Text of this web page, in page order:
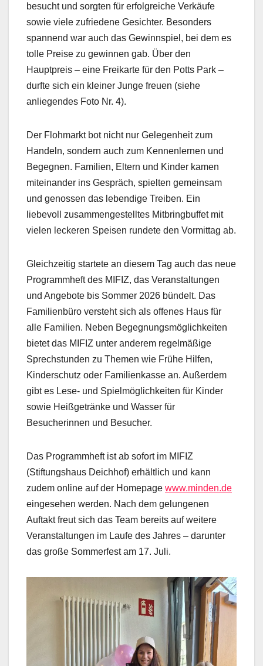
besucht und sorgten für erfolgreiche Verkäufe
sowie viele zufriedene Gesichter. Besonders
spannend war auch das Gewinnspiel, bei dem es
tolle Preise zu gewinnen gab. Über den
Hauptpreis – eine Freikarte für den Potts Park –
durfte sich ein kleiner Junge freuen (siehe
anliegendes Foto Nr. 4).
Der Flohmarkt bot nicht nur Gelegenheit zum
Handeln, sondern auch zum Kennenlernen und
Begegnen. Familien, Eltern und Kinder kamen
miteinander ins Gespräch, spielten gemeinsam
und genossen das lebendige Treiben. Ein
liebevoll zusammengestelltes Mitbringbuffet mit
vielen leckeren Speisen rundete den Vormittag ab.
Gleichzeitig startete an diesem Tag auch das neue
Programmheft des MIFIZ, das Veranstaltungen
und Angebote bis Sommer 2026 bündelt. Das
Familienbüro versteht sich als offenes Haus für
alle Familien. Neben Begegnungsmöglichkeiten
bietet das MIFIZ unter anderem regelmäßige
Sprechstunden zu Themen wie Frühe Hilfen,
Kinderschutz oder Familienkasse an. Außerdem
gibt es Lese- und Spielmöglichkeiten für Kinder
sowie Heißgetränke und Wasser für
Besucherinnen und Besucher.
Das Programmheft ist ab sofort im MIFIZ
(Stiftungshaus Deichhof) erhältlich und kann
zudem online auf der Homepage www.minden.de
eingesehen werden. Nach dem gelungenen
Auftakt freut sich das Team bereits auf weitere
Veranstaltungen im Laufe des Jahres – darunter
das große Sommerfest am 17. Juli.